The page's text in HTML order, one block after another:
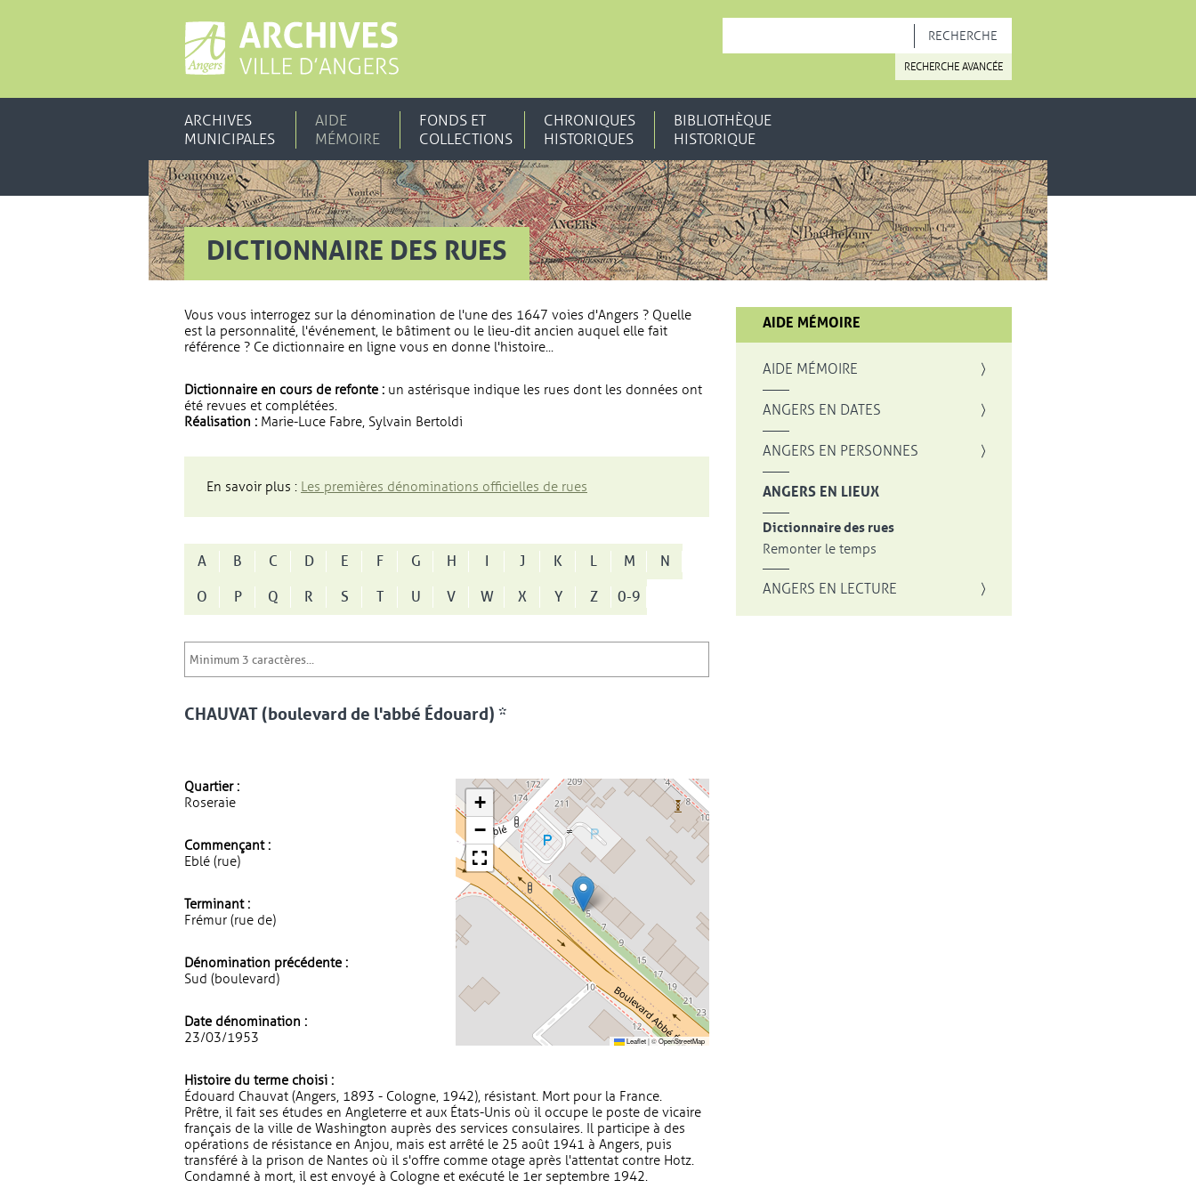
RECHERCHE AVANCÉE
ARCHIVES
MUNICIPALES
AIDE
MÉMOIRE
FONDS ET
COLLECTIONS
CHRONIQUES
HISTORIQUES
BIBLIOTHÈQUE
HISTORIQUE
DICTIONNAIRE DES RUES
Vous vous interrogez sur la dénomination de l'une des 1647 voies d'Angers ? Quelle
est la personnalité, l'événement, le bâtiment ou le lieu-dit ancien auquel elle fait
référence ? Ce dictionnaire en ligne vous en donne l'histoire...
Dictionnaire en cours de refonte : un astérisque indique les rues dont les données ont
été revues et complétées.
Réalisation : Marie-Luce Fabre, Sylvain Bertoldi
En savoir plus : Les premières dénominations officielles de rues
A B C D E F G H I J K L M
N
O
P Q R S T U V W X Y Z 0-9
CHAUVAT (boulevard de l'abbé Édouard) *
Quartier :
Roseraie
Commençant :
Eblé (rue)
Terminant :
Frémur (rue de)
Dénomination précédente :
Sud (boulevard)
Date dénomination :
23/03/1953
+
−
Leaflet|©OpenStreetMap
Histoire du terme choisi :
Édouard Chauvat (Angers, 1893 - Cologne, 1942), résistant. Mort pour la France.
Prêtre, il fait ses études en Angleterre et aux États-Unis où il occupe le poste de vicaire
français de la ville de Washington auprès des services consulaires. Il participe à des
opérations de résistance en Anjou, mais est arrêté le 25 août 1941 à Angers, puis
transféré à la prison de Nantes où il s'offre comme otage après l'attentat contre Hotz.
Condamné à mort, il est envoyé à Cologne et exécuté le 1er septembre 1942.
AIDE MÉMOIRE
AIDE MÉMOIRE
ANGERS EN DATES
ANGERS EN PERSONNES
ANGERS EN LIEUX
Dictionnaire des rues
Remonter le temps
ANGERS EN LECTURE